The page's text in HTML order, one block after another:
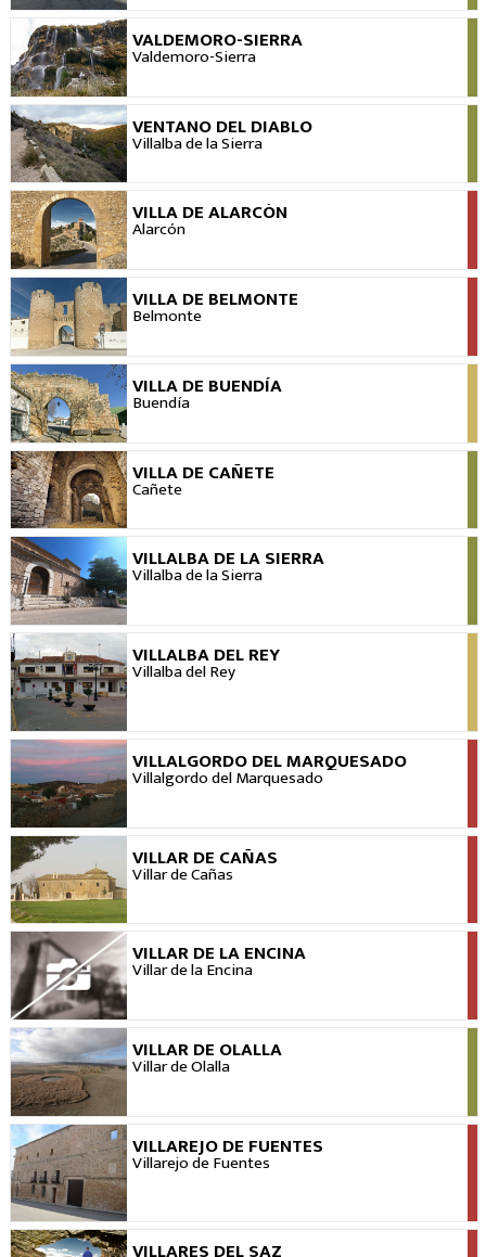
VALDEMORO-SIERRA
Valdemoro-Sierra
VER
VENTANO DEL DIABLO
Villalba de la Sierra
VER
VILLA DE ALARCÓN
Alarcón VER
VILLA DE BELMONTE
Belmonte VER
VILLA DE BUENDÍA
Buendía VER
VILLA DE CAÑETE
Cañete VER
VILLALBA DE LA SIERRA
Villalba de la Sierra
VER
VILLALBA DEL REY
Villalba del ReyVER
VILLALGORDO DEL MARQUESADO
Villalgordo del Marquesado
VER
VILLAR DE CAÑAS
Villar de CañasVER
VILLAR DE LA ENCINA
Villar de la Encina
VER
VILLAR DE OLALLA
Villar de OlallaVER
VILLAREJO DE FUENTES
Villarejo de Fuentes
VER